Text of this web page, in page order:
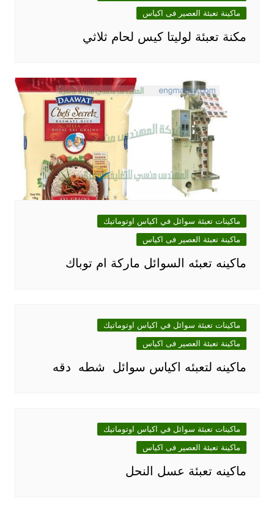
ماكينة تعبئة العصير فى اكياس
مكنة تعبئة لوليتا كيس لحام ثلاثي
ماكينات تعبئة سوائل في اكياس اوتوماتيك
ماكينة تعبئة العصير فى اكياس
ماكينه تعبئه السوائل ماركة ام توباك
ماكينات تعبئة سوائل في اكياس اوتوماتيك
ماكينة تعبئة العصير فى اكياس
ماكينه لتعبئه اكياس سوائل شطه دقه
ماكينات تعبئة سوائل في اكياس اوتوماتيك
ماكينة تعبئة العصير فى اكياس
ماكينه تعبئة عسل النحل